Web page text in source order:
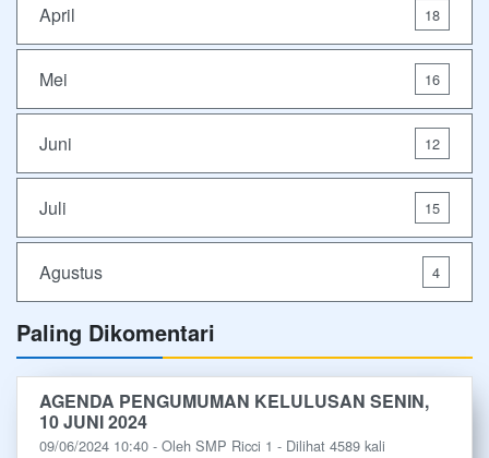
April 18
Mei 16
Juni 12
Juli 15
Agustus 4
Paling Dikomentari
AGENDA PENGUMUMAN KELULUSAN SENIN,
10 JUNI 2024
09/06/2024 10:40 - Oleh SMP Ricci 1 - Dilihat 4589 kali